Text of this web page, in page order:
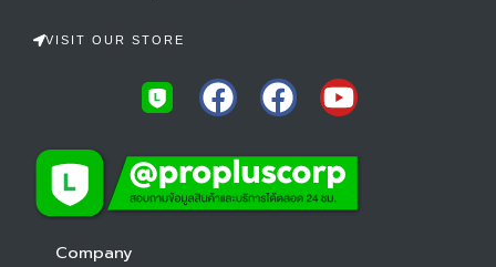
VISIT OUR STORE
F
a
c
e
b
F
a
c
e
b
Y
o
u
t
u
Company